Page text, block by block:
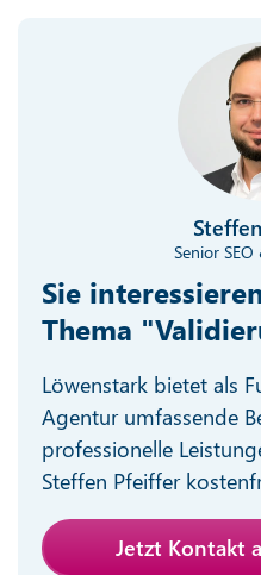
Senior
Sie
Thema
Löwenstark bietet als
Agentur umfassende
professionelle
Steffen Pfeiffer
Jetzt Kontakt